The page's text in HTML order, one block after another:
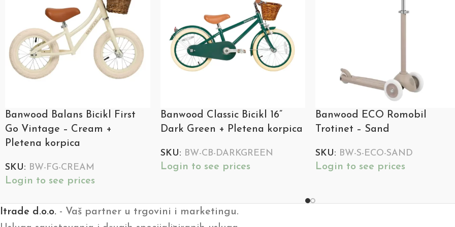
Banwood Balans Bicikl First
Go Vintage – Cream +
Pletena korpica
SKU: BW-FG-CREAM
Login to see prices
Banwood Classic Bicikl 16”
Dark Green + Pletena korpica
SKU: BW-CB-DARKGREEN
Login to see prices
Banwood ECO Romobil
Trotinet – Sand
SKU: BW-S-ECO-SAND
Login to see prices
Itrade d.o.o. - Vaš partner u trgovini i marketingu.